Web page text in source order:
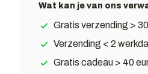
Wat kan je van ons
Gratis verzending >
Verzending < 2
Gratis cadeau > 40